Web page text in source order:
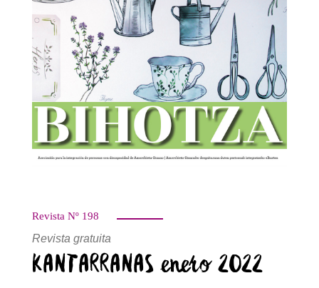
Revista Nº 198
Revista gratuita
KANTARRANAS enero 2022